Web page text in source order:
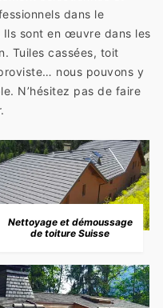
dans le
sont en œuvre dans les
Tuiles cassées, toit
nous pouvons y
N’hésitez pas de faire
Nettoyage et démoussage
de toiture Suisse